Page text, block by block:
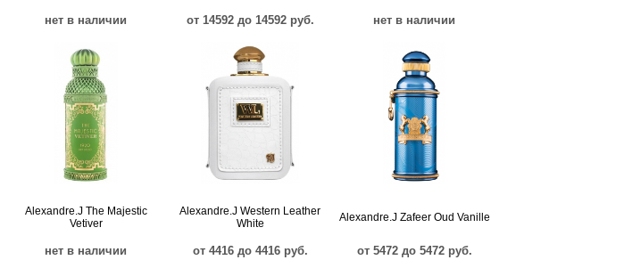
нет в наличии от 14592 до 14592 руб. нет в наличии
Alexandre.J The Majestic
Vetiver
нет в наличии
Alexandre.J Western Leather
White
от 4416 до 4416 руб.
Alexandre.J Zafeer Oud Vanille
от 5472 до 5472 руб.